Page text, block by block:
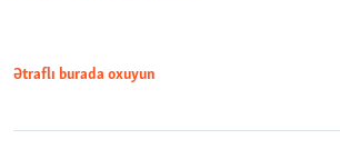
Ətraflı burada oxuyun